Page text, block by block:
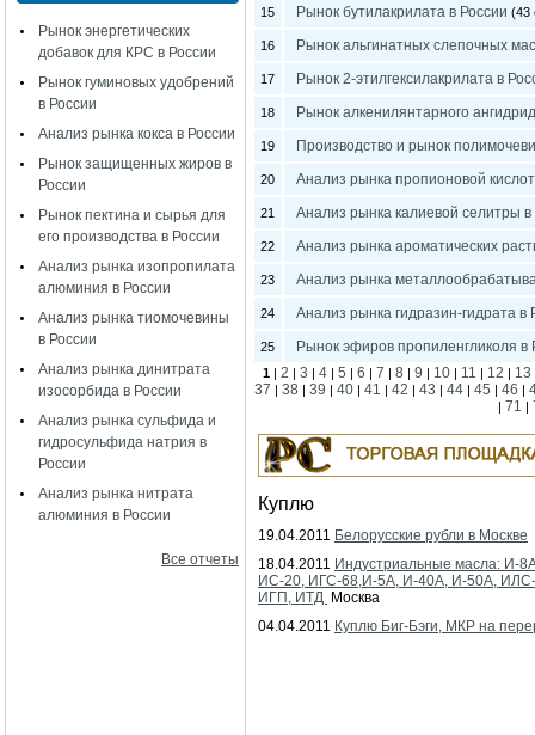
Рынок энергетических
добавок для КРС в России
Рынок гуминовых удобрений
в России
Анализ рынка кокса в России
Рынок защищенных жиров в
России
Рынок пектина и сырья для
его производства в России
Анализ рынка изопропилата
алюминия в России
Анализ рынка тиомочевины
в России
Анализ рынка динитрата
изосорбида в России
Анализ рынка сульфида и
гидросульфида натрия в
России
Анализ рынка нитрата
алюминия в России
Все отчеты
15 Рынок бутилакрилата в России (43
16 Рынок альгинатных слепочных
17 Рынок 2-этилгексилакрилата в
18 Рынок алкенилянтарного
19 Производство и рынок
20 Анализ рынка пропионовой
21 Анализ рынка калиевой селитры в
22 Анализ рынка ароматических
23 Анализ рынка
24 Анализ рынка гидразин-гидрата в
25 Рынок эфиров пропиленгликоля в
1 | 2 | 3 | 4 | 5 | 6 | 7 | 8 | 9 | 10 | 11 | 12 | 13
37 |38 |39 |40 |41 |42 |43 |44 |45 |46 |
|71 |
Куплю
19.04.2011 Белорусские рубли в Москве
18.04.2011 Индустриальные масла: И-
ИС-20, ИГС-68,И-5А, И-40А, И-50А,
ИГП, ИТД Москва
04.04.2011 Куплю Биг-Бэги, МКР на